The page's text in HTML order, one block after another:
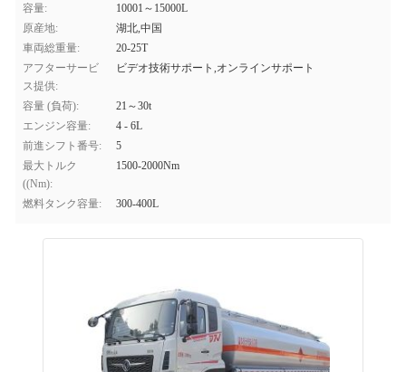
容量:
10001～15000L
原産地:
湖北,中国
車両総重量:
20-25T
アフターサービ
ス提供:
ビデオ技術サポート,オンラインサポート
容量 (負荷):
21～30t
エンジン容量:
4 - 6L
前進シフト番号:
5
最大トルク
((Nm):
1500-2000Nm
燃料タンク容量: 300-400L